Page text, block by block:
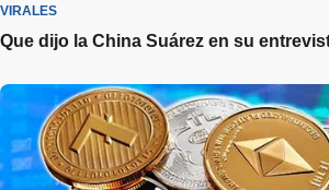
VIRALES
Que dijo la China Suárez en su